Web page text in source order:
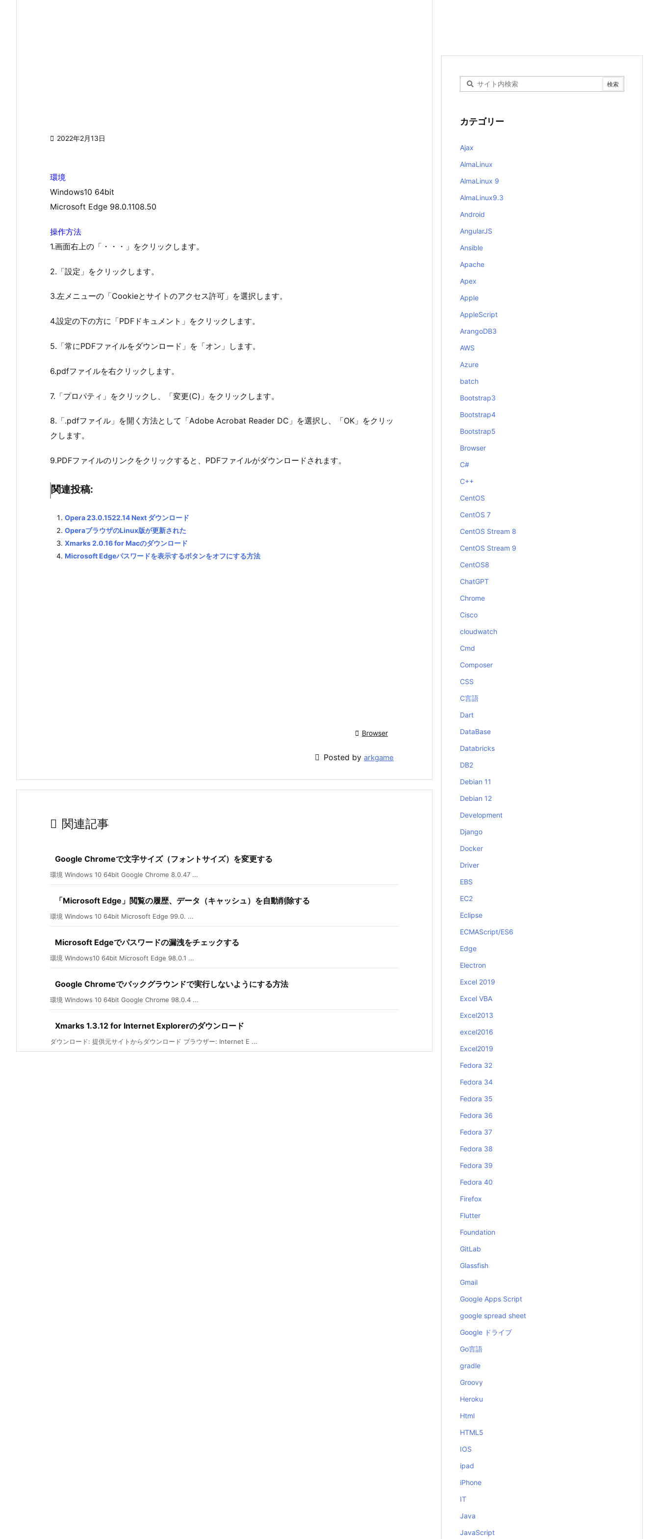
 2022年2月13日
環境
Windows10 64bit
Microsoft Edge 98.0.1108.50
操作方法
1.画面右上の「・・・」をクリックします。
2.「設定」をクリックします。
3.左メニューの「Cookieとサイトのアクセス許可」を選択します。
4.設定の下の方に「PDFドキュメント」をクリックします。
5.「常にPDFファイルをダウンロード」を「オン」します。
6.pdfファイルを右クリックします。
7.「プロパティ」をクリックし、「変更(C)」をクリックします。
8.「.pdfファイル」を開く方法として「Adobe Acrobat Reader DC」を選択し、「OK」をクリッ
クします。
9.PDFファイルのリンクをクリックすると、PDFファイルがダウンロードされます。
関連投稿:
Opera 23.0.1522.14 Next ダウンロード
OperaブラウザのLinux版が更新された
Xmarks 2.0.16 for Macのダウンロード
Microsoft Edgeパスワードを表示するボタンをオフにする方法
 Browser
 Posted by arkgame
 関連記事
Google Chromeで文字サイズ（フォントサイズ）を変更する
環境 Windows 10 64bit Google Chrome 8.0.47 ...
「Microsoft Edge」閲覧の履歴、データ（キャッシュ）を自動削除する
環境 Windows 10 64bit Microsoft Edge 99.0. ...
Microsoft Edgeでパスワードの漏洩をチェックする
環境 Windows10 64bit Microsoft Edge 98.0.1 ...
Google Chromeでバックグラウンドで実行しないようにする方法
環境 Windows 10 64bit Google Chrome 98.0.4 ...
Xmarks 1.3.12 for Internet Explorerのダウンロード
ダウンロード: 提供元サイトからダウンロード ブラウザー: Internet E ...
カテゴリー
Ajax
AlmaLinux
AlmaLinux 9
AlmaLinux9.3
Android
AngularJS
Ansible
Apache
Apex
Apple
AppleScript
ArangoDB3
AWS
Azure
batch
Bootstrap3
Bootstrap4
Bootstrap5
Browser
C#
C++
CentOS
CentOS 7
CentOS Stream 8
CentOS Stream 9
CentOS8
ChatGPT
Chrome
Cisco
cloudwatch
Cmd
Composer
CSS
C言語
Dart
DataBase
Databricks
DB2
Debian 11
Debian 12
Development
Django
Docker
Driver
EBS
EC2
Eclipse
ECMAScript/ES6
Edge
Electron
Excel 2019
Excel VBA
Excel2013
excel2016
Excel2019
Fedora 32
Fedora 34
Fedora 35
Fedora 36
Fedora 37
Fedora 38
Fedora 39
Fedora 40
Firefox
Flutter
Foundation
GitLab
Glassfish
Gmail
Google Apps Script
google spread sheet
Google ドライブ
Go言語
gradle
Groovy
Heroku
Html
HTML5
IOS
ipad
iPhone
IT
Java
JavaScript